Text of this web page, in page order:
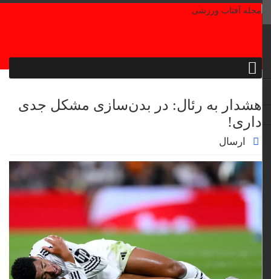
هشدار به رئال: در بدن‌سازی مشکل جدی
داری!‏
ارسال